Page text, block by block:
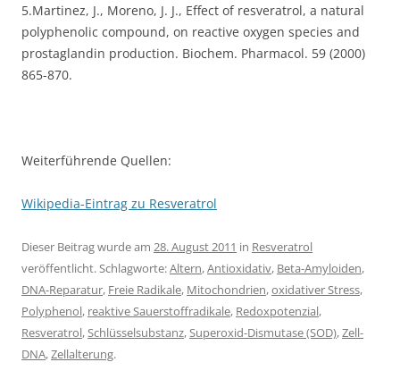
5.Martinez, J., Moreno, J. J., Effect of resveratrol, a natural
polyphenolic compound, on reactive oxygen species and
prostaglandin production. Biochem. Pharmacol. 59 (2000)
865-870.
Weiterführende Quellen:
Wikipedia-Eintrag zu Resveratrol
Dieser Beitrag wurde am 28. August 2011 in Resveratrol
veröffentlicht. Schlagworte:Altern,Antioxidativ, Beta-Amyloiden,
DNA-Reparatur, Freie Radikale, Mitochondrien,oxidativer Stress,
Polyphenol, reaktive Sauerstoffradikale, Redoxpotenzial,
Resveratrol,Schlüsselsubstanz,Superoxid-Dismutase (SOD),Zell-
DNA,Zellalterung.